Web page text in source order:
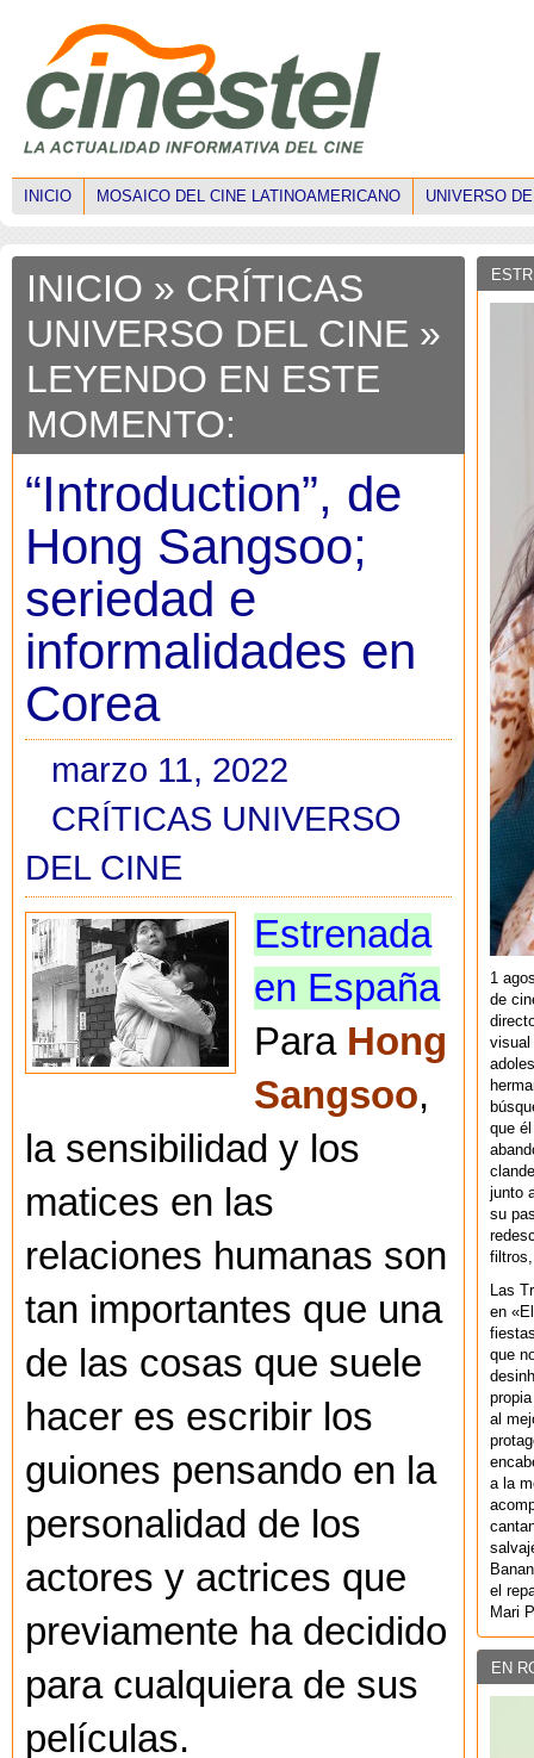
INICIO MOSAICO DEL CINE LATINOAMERICANO UNIVERSO
INICIO » CRÍTICAS
UNIVERSO DEL CINE »
LEYENDO EN ESTE
MOMENTO:
“Introduction”, de
Hong Sangsoo;
seriedad e
informalidades en
Corea
marzo 11, 2022
CRÍTICAS UNIVERSO
DEL CINE
Estrenada
en España
Para Hong
Sangsoo,
la sensibilidad y los
matices en las
relaciones humanas son
tan importantes que una
de las cosas que suele
hacer es escribir los
guiones pensando en la
personalidad de los
actores y actrices que
previamente ha decidido
para cualquiera de sus
películas.
1
de
visual
que
junto
su
filtros,
Las
en
que
al
a la
el
Mari
EN